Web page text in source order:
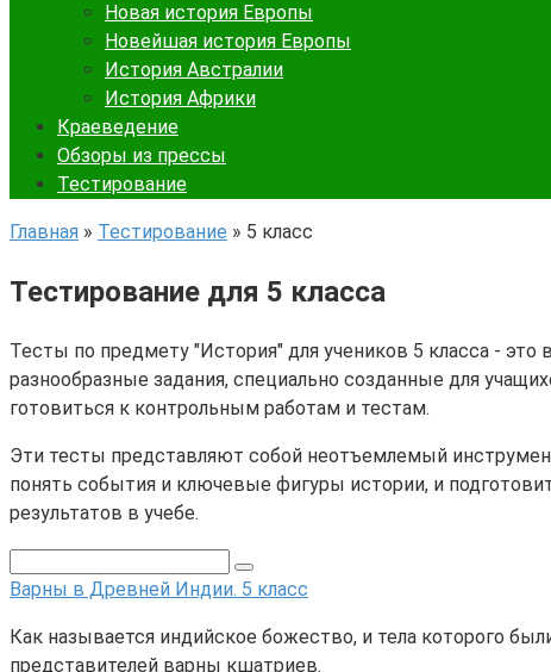
Новая история Европы
Новейшая история Европы
История Австралии
История Африки
Краеведение
Обзоры из прессы
Тестирование
Главная » Тестирование » 5 класс
Тестирование для 5 класса
Тесты по предмету "История" для учеников 5 класса -
разнообразные задания, специально созданные для
готовиться к контрольным работам и тестам.
Эти тесты представляют собой неотъемлемый
понять события и ключевые фигуры истории, и
результатов в учебе.
Варны в Древней Индии. 5 класс
Как называется индийское божество, и тела которого
представителей варны кшатриев.